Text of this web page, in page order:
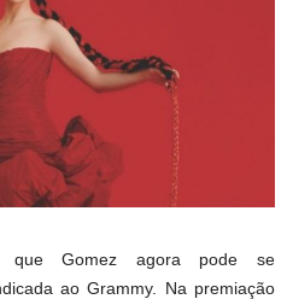
que Gomez agora pode se
ao Grammy. Na premiação